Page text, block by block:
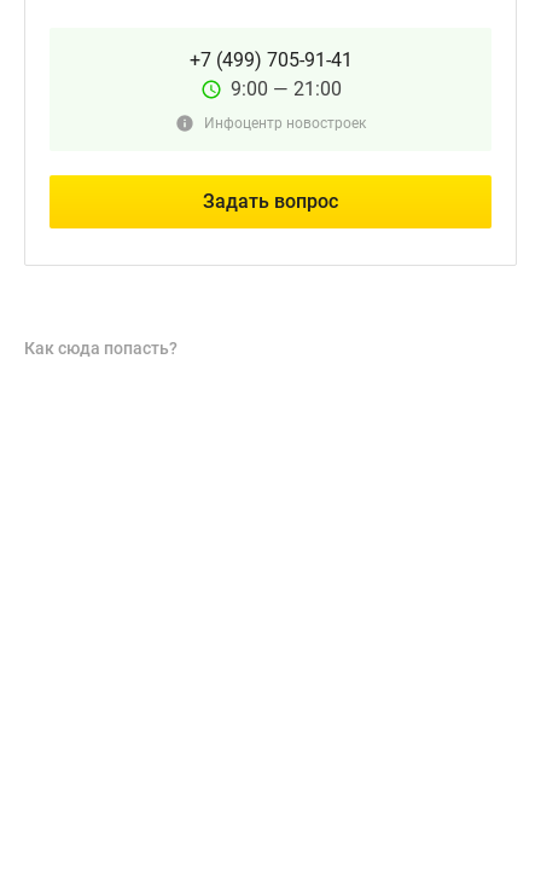
+7 (499) 705-91-41
9:00 — 21:00
Инфоцентр новостроек
Задать вопрос
Как сюда попасть?